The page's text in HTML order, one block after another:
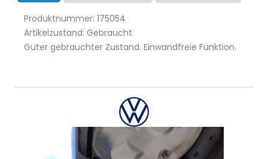
Produktnummer: 175054
Artikelzustand: Gebraucht
Guter gebrauchter Zustand. Einwandfreie Funktion.